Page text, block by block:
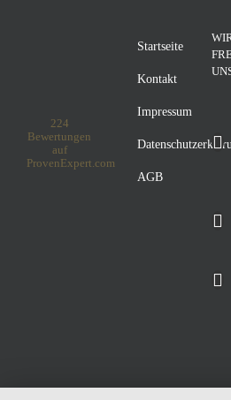
Reinigungsservice
224
Bewertungen
auf
ProvenExpert.com
Startseite
Kontakt
Impressum
AGB